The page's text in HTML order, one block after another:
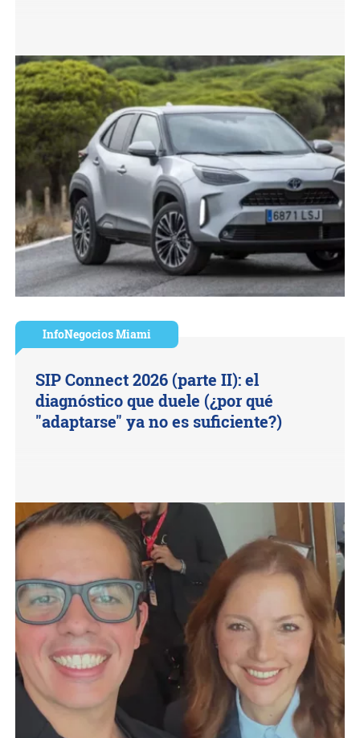
InfoNegocios Miami
SIP Connect 2026 (parte II): el
diagnóstico que duele (¿por qué
"adaptarse" ya no es suficiente?)